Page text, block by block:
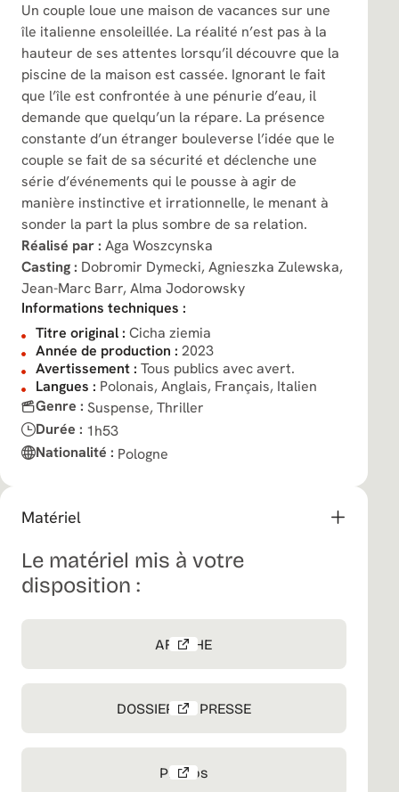
Un couple loue une maison de vacances sur une
île italienne ensoleillée. La réalité n’est pas à la
hauteur de ses attentes lorsqu’il découvre que la
piscine de la maison est cassée. Ignorant le fait
que l’île est confrontée à une pénurie d’eau, il
demande que quelqu’un la répare. La présence
constante d’un étranger bouleverse l’idée que le
couple se fait de sa sécurité et déclenche une
série d’événements qui le pousse à agir de
manière instinctive et irrationnelle, le menant à
sonder la part la plus sombre de sa relation.
Réalisé par : Aga Woszcynska
Casting : Dobromir Dymecki, Agnieszka Zulewska,
Jean-Marc Barr, Alma Jodorowsky
Informations techniques :
Titre original : Cicha ziemia
Année de production : 2023
Avertissement : Tous publics avec avert.
Langues : Polonais, Anglais, Français, Italien
Genre : Suspense, Thriller
Durée : 1h53
Nationalité : Pologne
Matériel
Le matériel mis à votre
disposition :
AFFICHE
DOSSIER DE PRESSE
Photos